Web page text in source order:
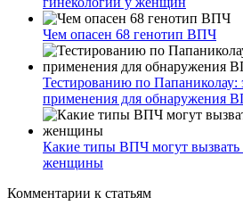
Чем опасен 68 генотип ВПЧ
Тестированию по Папаниколау:
применения для обнаружения
Какие типы ВПЧ могут вызвать
женщины
Комментарии к статьям